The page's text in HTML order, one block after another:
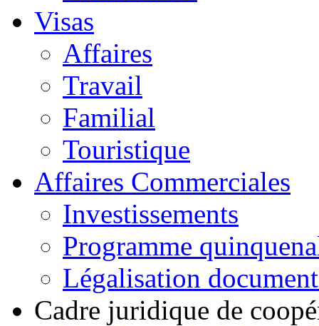
Visas
Affaires
Travail
Familial
Touristique
Affaires Commerciales
Investissements
Programme
Légalisation
Cadre juridique de